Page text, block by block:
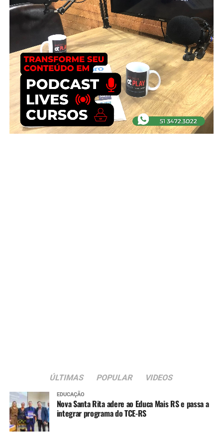
ÚLTIMAS POPULAR VIDEOS
EDUCAÇÃO
Nova Santa Rita adere ao Educa Mais RS e passa a
integrar programa do TCE-RS